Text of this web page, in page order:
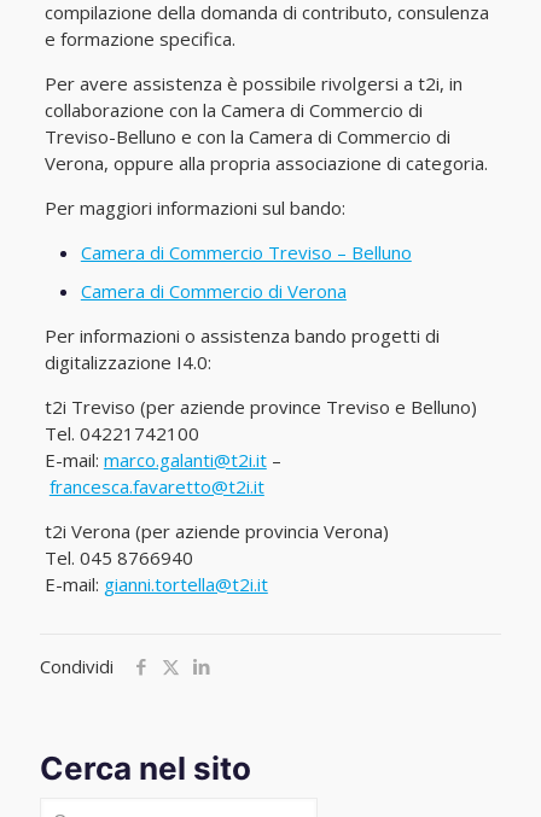
compilazione della domanda di contributo, consulenza
e formazione specifica.
Per avere assistenza è possibile rivolgersi a t2i, in
collaborazione con la Camera di Commercio di
Treviso-Belluno e con la Camera di Commercio di
Verona, oppure alla propria associazione di categoria.
Per maggiori informazioni sul bando:
Camera di Commercio Treviso – Belluno
Camera di Commercio di Verona
Per informazioni o assistenza bando progetti di
digitalizzazione I4.0:
t2i Treviso (per aziende province Treviso e Belluno)
Tel. 04221742100
E-mail: marco.galanti@t2i.it–
francesca.favaretto@t2i.it
t2i Verona (per aziende provincia Verona)
Tel. 045 8766940
E-mail: gianni.tortella@t2i.it
Condividi
Cerca nel sito
Cerca